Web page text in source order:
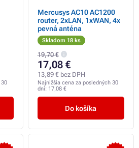
30
Mercusys AC10 AC1200
router, 2xLAN, 1xWAN, 4x
pevná anténa
Skladom 18 ks
19,70 €
17,08 €
13,89 € bez DPH
Najnižšia cena za posledných 30
dní: 17,08 €
Do košíka